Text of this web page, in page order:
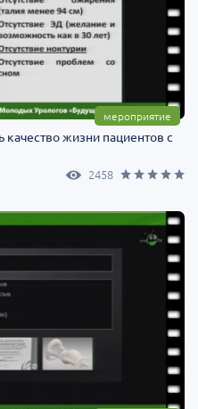
мероприятие
жизни пациентов с
2458